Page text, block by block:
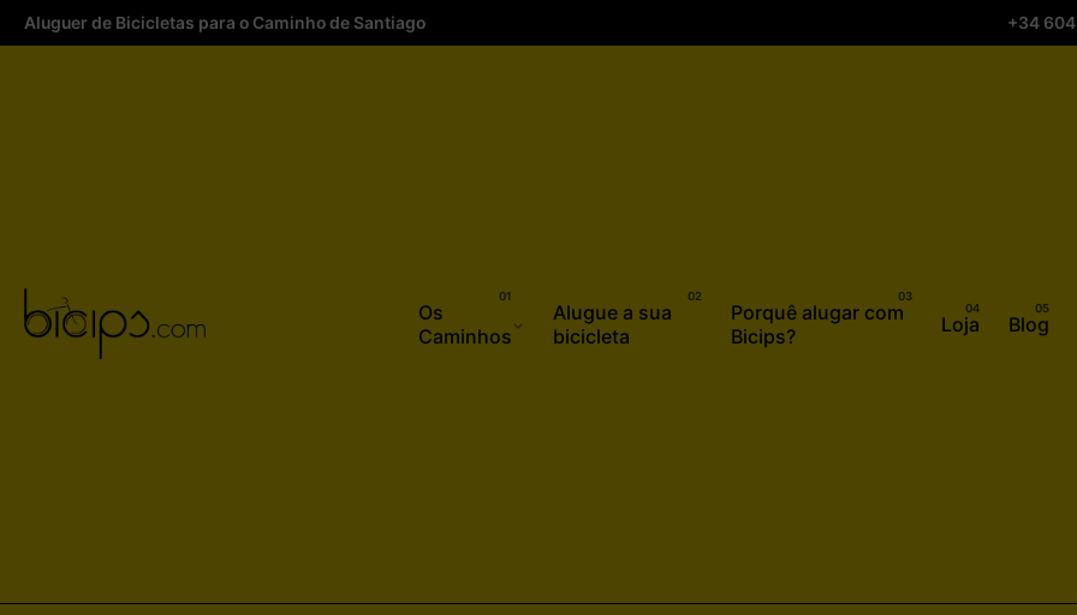
Aluguer de Bicicletas para o Caminho de Santiago +34
Os
Caminhos
Alugue a sua
bicicleta
Porquê alugar com
Bicips?
Loja Blog